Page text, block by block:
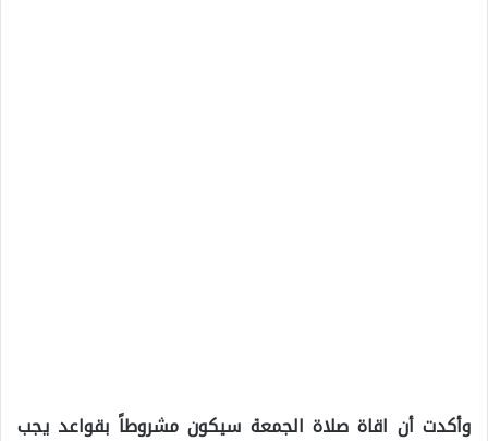
وأكدت أن اقاة صلاة الجمعة سيكون مشروطاً بقواعد يجب